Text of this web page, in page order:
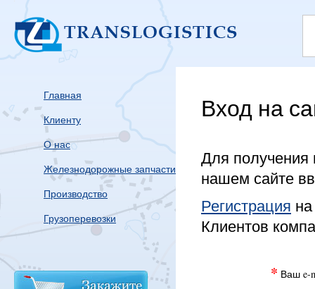
Вход на
Для получения
нашем сайте
Регистрация
Клиентов
* Ваш e-
Главная
Клиенту
О нас
Железнодорожные запчасти
Производство
Грузоперевозки